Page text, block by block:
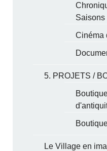
Saisons
Cinéma
5. PROJETS /
Le Village en